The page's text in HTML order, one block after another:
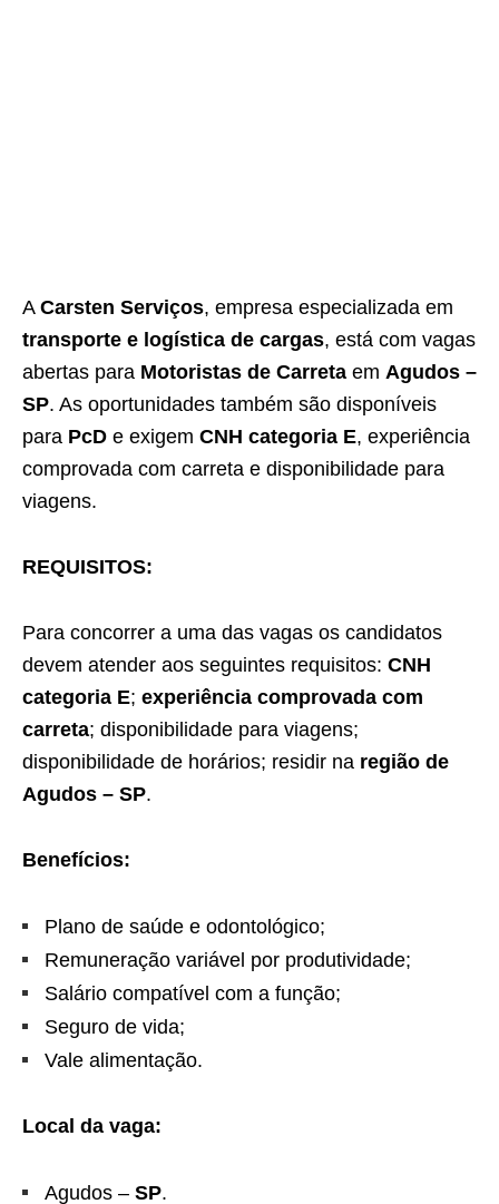
A Carsten Serviços, empresa especializada em
transporte e logística de cargas, está com vagas
abertas para Motoristas de Carreta em Agudos –
SP. As oportunidades também são disponíveis
para PcD e exigem CNH categoria E, experiência
comprovada com carreta e disponibilidade para
viagens.
REQUISITOS:
Para concorrer a uma das vagas os candidatos
devem atender aos seguintes requisitos: CNH
categoria E; experiência comprovada com
carreta; disponibilidade para viagens;
disponibilidade de horários; residir na região de
Agudos – SP.
Benefícios:
Plano de saúde e odontológico;
Remuneração variável por produtividade;
Salário compatível com a função;
Seguro de vida;
Vale alimentação.
Local da vaga:
Agudos – SP.